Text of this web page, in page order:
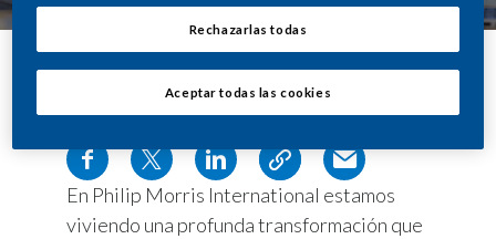
Compartir
En Philip Morris International estamos
viviendo una profunda transformación que
Rechazarlas todas
Aceptar todas las cookies